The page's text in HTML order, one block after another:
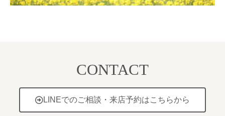
CONTACT
LINEでのご相談・来店予約はこちらから